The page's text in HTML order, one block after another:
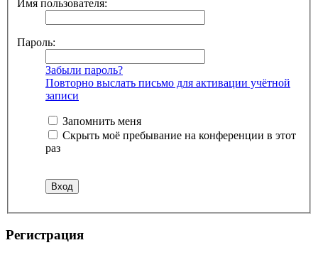
Имя пользователя:
Пароль:
Забыли пароль?
Повторно выслать письмо для активации учётной
записи
Запомнить меня
Скрыть моё пребывание на конференции в этот
раз
Регистрация